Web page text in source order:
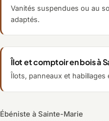
Vanités suspendues ou au
adaptés.
Îlot et comptoir en bois à
Îlots, panneaux et
Ébéniste à Sainte-Marie